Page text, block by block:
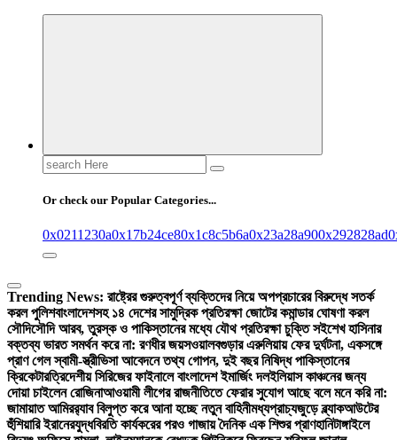
Search
for:
Or check our Popular Categories...
0x0211230a0x17b24ce80x1c8c5b6a0x23a28a900x292828ad
Trending News: রাষ্ট্রের গুরুত্বপূর্ণ ব্যক্তিদের নিয়ে অপপ্রচারের বিরুদ্ধে সতর্ক
করল পুলিশবাংলাদেশসহ ১৪ দেশের সামুদ্রিক প্রতিরক্ষা জোটের কমান্ডার ঘোষণা করল
সৌদিসৌদি আরব, তুরস্ক ও পাকিস্তানের মধ্যে যৌথ প্রতিরক্ষা চুক্তি সইশেখ হাসিনার
বক্তব্য ভারত সমর্থন করে না: রণধীর জয়সওয়ালবগুড়ার এরুলিয়ায় ফের দুর্ঘটনা, একসঙ্গে
প্রাণ গেল স্বামী-স্ত্রীভিসা আবেদনে তথ্য গোপন, দুই বছর নিষিদ্ধ পাকিস্তানের
ক্রিকেটারত্রিদেশীয় সিরিজের ফাইনালে বাংলাদেশ ইমার্জিং দলইলিয়াস কাঞ্চনের জন্য
দোয়া চাইলেন রোজিনাআওয়ামী লীগের রাজনীতিতে ফেরার সুযোগ আছে বলে মনে করি না:
জামায়াত আমিরর‍্যাব বিলুপ্ত করে আনা হচ্ছে নতুন বাহিনীমধ্যপ্রাচ্যজুড়ে ব্ল্যাকআউটের
হুঁশিয়ারি ইরানেরযুদ্ধবিরতি কার্যকরের পরও গাজায় দৈনিক এক শিশুর প্রাণহানিটাঙ্গাইলে